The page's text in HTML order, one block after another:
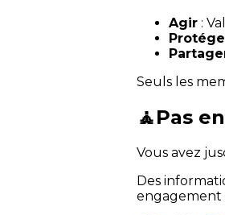
Agir :
Seuls les
🧘Pas
Vous avez
Des
engagement